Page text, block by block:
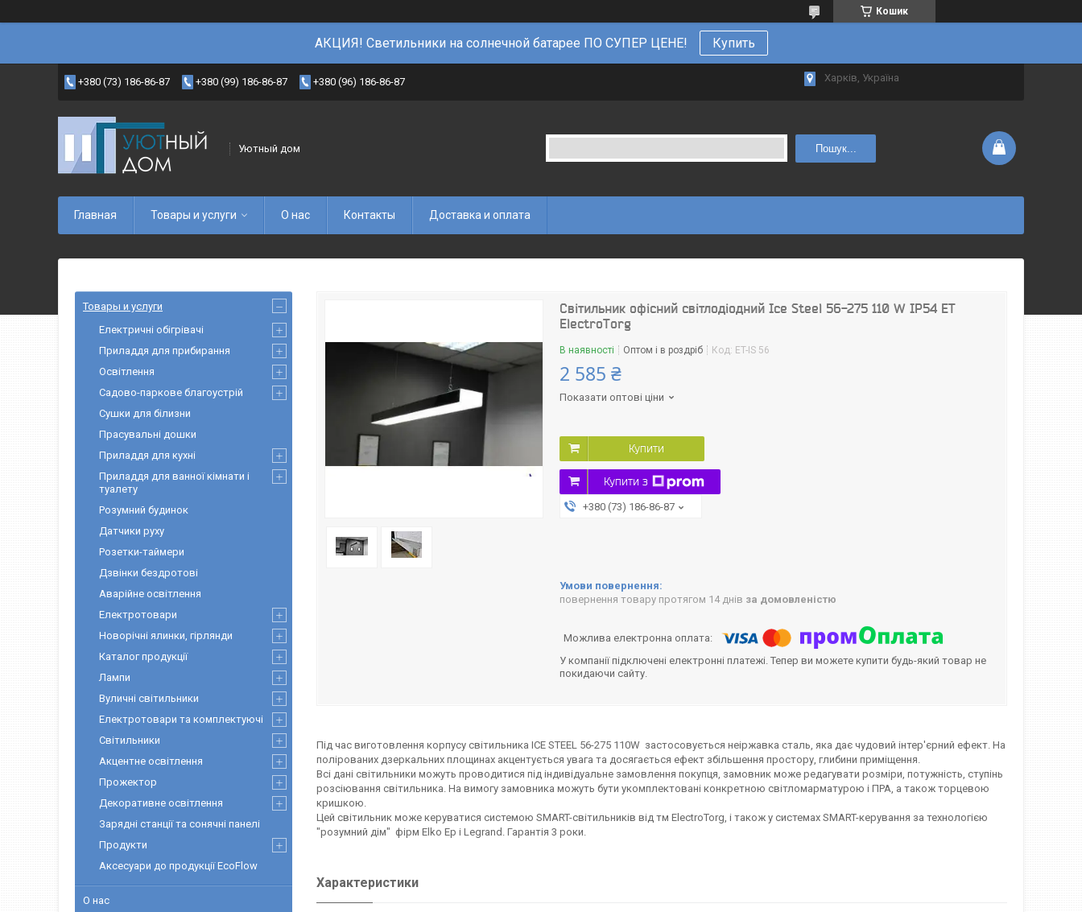
Кошик
АКЦИЯ! Светильники на солнечной батарее ПО СУПЕР ЦЕНЕ! Купить
+380 (73) 186-86-87 +380 (99) 186-86-87 +380 (96) 186-86-87 Харків, Україна
Уютный дом Пошук...
Главная Товары и услуги О нас Контакты Доставка и оплата
Світильник офісний світлодіодний Ice Steel 56-275 110 W IP54 ET
ElectroTorg
В наявності Оптом і в роздріб Код: ET-IS 56
2 585 ₴
Показати оптові ціни
Купити
Купити з
+380 (73) 186-86-87
повернення товару протягом 14 днів за домовленістю
У компанії підключені електронні платежі. Тепер ви можете купити будь-який товар не
покидаючи сайту.
Під час виготовлення корпусу світильника ICE STEEL 56-275 110W застосовується неіржавка сталь, яка дає чудовий інтер'єрний ефект. На
полірованих дзеркальних площинах акцентується увага та досягається ефект збільшення простору, глибини приміщення.
Всі дані світильники можуть проводитися під індивідуальне замовлення покупця, замовник може редагувати розміри, потужність, ступінь
розсіювання світильника. На вимогу замовника можуть бути укомплектовані конкретною світломарматурою і ПРА, а також торцевою
кришкою.
Цей світильник може керуватися системою SMART-світильників від тм ElectroTorg, і також у системах SMART-керування за технологією
"розумний дім" фірм Elko Ep і Legrand. Гарантія 3 роки.
Характеристики
Товары и услуги
Електричні обігрівачі
Приладдя для прибирання
Освітлення
Садово-паркове благоустрій
Сушки для білизни
Прасувальні дошки
Приладдя для кухні
Приладдя для ванної кімнати і
туалету
Розумний будинок
Датчики руху
Розетки-таймери
Дзвінки бездротові
Аварійне освітлення
Електротовари
Новорічні ялинки, гірлянди
Каталог продукції
Лампи
Вуличні світильники
Електротовари та комплектуючі
Світильники
Акцентне освітлення
Прожектор
Декоративне освітлення
Зарядні станції та сонячні панелі
Продукти
Аксесуари до продукції EcoFlow
О нас